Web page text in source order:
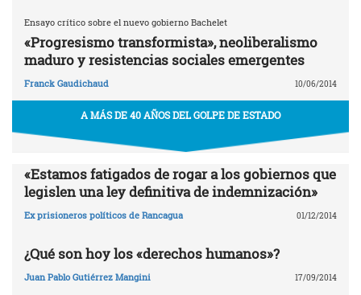
Ensayo crítico sobre el nuevo gobierno Bachelet
«Progresismo transformista», neoliberalismo
maduro y resistencias sociales emergentes
Franck Gaudichaud 10/06/2014
A MÁS DE 40 AÑOS DEL GOLPE DE ESTADO
«Estamos fatigados de rogar a los gobiernos que
legislen una ley definitiva de indemnización»
Ex prisioneros políticos de Rancagua 01/12/2014
¿Qué son hoy los «derechos humanos»?
Juan Pablo Gutiérrez Mangini 17/09/2014